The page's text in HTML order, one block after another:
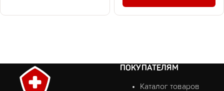
ПОКУПАТЕЛЯМ
Каталог товаров